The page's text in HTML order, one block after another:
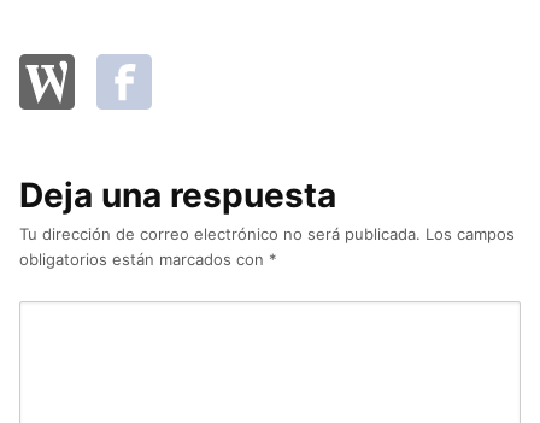
Deja una respuesta
Tu dirección de correo electrónico no será publicada. Los campos
obligatorios están marcados con *